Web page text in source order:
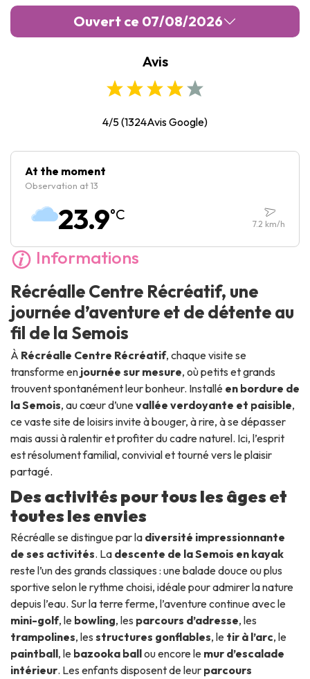
Ouvert ce 07/08/2026
Fermé
Vendredi :Fermé
Dimanche :Fermé
Avis
4/5(1324Avis Google)
At the moment
Observation at 13
23.9°C
7.2 km/h
Informations
Récréalle Centre Récréatif, une
journée d’aventure et de détente au
fil de la Semois
À Récréalle Centre Récréatif, chaque visite se
transforme en journée sur mesure, où petits et grands
trouvent spontanément leur bonheur. Installé en bordure de
la Semois, au cœur d’unevallée verdoyante et paisible,
ce vaste site de loisirs invite à bouger, à rire, à se dépasser
mais aussi à ralentir et profiter du cadre naturel. Ici, l’esprit
est résolument familial, convivial et tourné vers le plaisir
partagé.
Des activités pour tous les âges et
toutes les envies
Récréalle se distingue par la diversité impressionnante
de ses activités. La descente de la Semois en kayak
reste l’un des grands classiques : une balade douce ou plus
sportive selon le rythme choisi, idéale pour admirer la nature
depuis l’eau. Sur la terre ferme, l’aventure continue avec le
mini-golf, le bowling, les parcours d’adresse, les
trampolines, les structures gonflables, le tir à l’arc, le
paintball, le bazooka ballou encore le mur d’escalade
intérieur. Les enfants disposent de leur parcours